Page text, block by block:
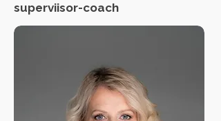
superviisor-coach